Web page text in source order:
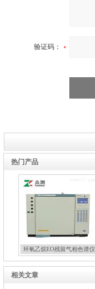
验证码：
热门产品
环氧乙烷EO残留气相色谱仪
相关文章